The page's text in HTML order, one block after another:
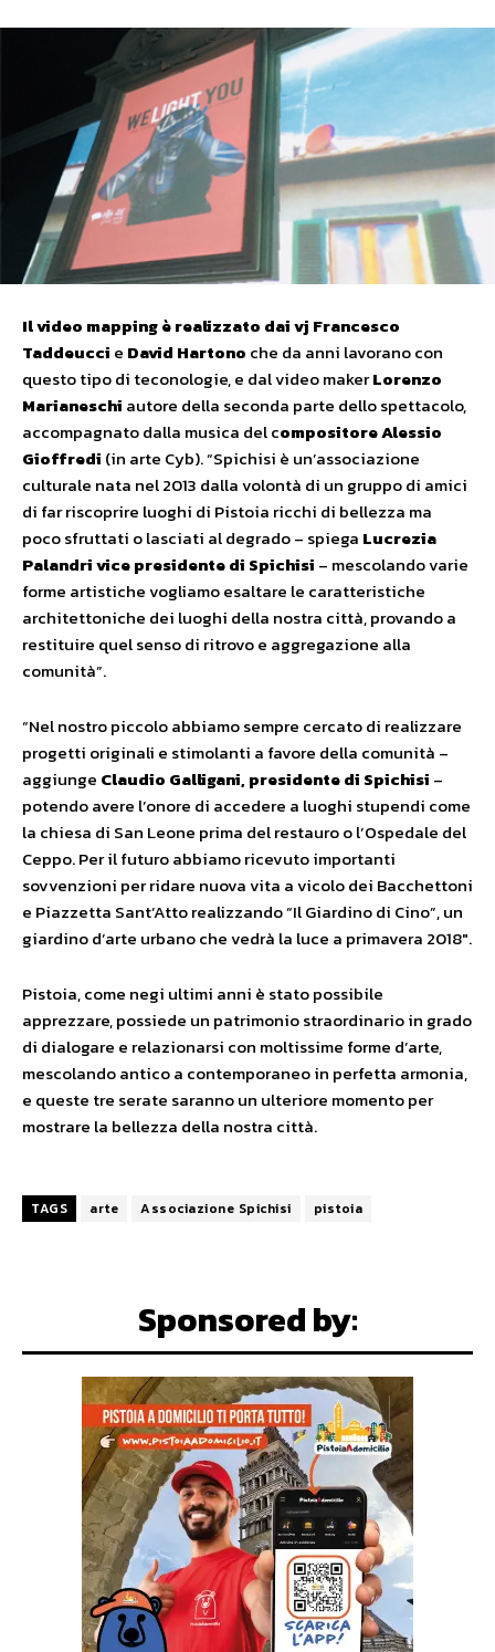
Il video mapping è realizzato dai vj Francesco
Taddeucci e David Hartono che da anni lavorano con
questo tipo di teconologie, e dal video makerLorenzo
Marianeschi autore della seconda parte dello spettacolo,
accompagnato dalla musica del compositore Alessio
Gioffredi (in arte Cyb). “Spichisi è un’associazione
culturale nata nel 2013 dalla volontà di un gruppo di amici
di far riscoprire luoghi di Pistoia ricchi di bellezza ma
poco sfruttati o lasciati al degrado – spiega Lucrezia
Palandrivice presidente di Spichisi – mescolando varie
forme artistiche vogliamo esaltare le caratteristiche
architettoniche dei luoghi della nostra città, provando a
restituire quel senso di ritrovo e aggregazione alla
comunità”.
“Nel nostro piccolo abbiamo sempre cercato di realizzare
progetti originali e stimolanti a favore della comunità –
aggiunge Claudio Galligani,presidente di Spichisi –
potendo avere l’onore di accedere a luoghi stupendi come
la chiesa di San Leone prima del restauro o l’Ospedale del
Ceppo. Per il futuro abbiamo ricevuto importanti
sovvenzioni per ridare nuova vita a vicolo dei Bacchettoni
e Piazzetta Sant’Atto realizzando “Il Giardino di Cino”, un
giardino d’arte urbano che vedrà la luce a primavera 2018″.
Pistoia, come negi ultimi anni è stato possibile
apprezzare, possiede un patrimonio straordinario in grado
di dialogare e relazionarsi con moltissime forme d’arte,
mescolando antico a contemporaneo in perfetta armonia,
e queste tre serate saranno un ulteriore momento per
mostrare la bellezza della nostra città.
TAGS arte Associazione Spichisi pistoia
Sponsored by: